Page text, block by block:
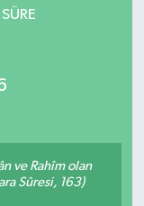
ve Rahîm olan
Sûresi, 163)